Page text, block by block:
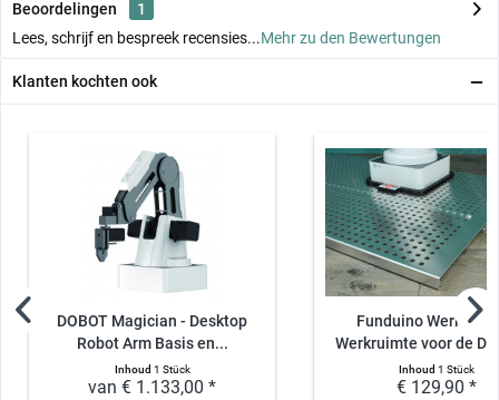
Beoordelingen
1
Lees, schrijf en bespreek recensies...Mehr zu den Bewertungen
Klanten kochten ook
DOBOT Magician - Desktop
Robot Arm Basis en...
Inhoud 1 Stück
van € 1.133,00 *
Funduino
Werkruimte voor de
Inhoud1 Stück
€ 129,90 *